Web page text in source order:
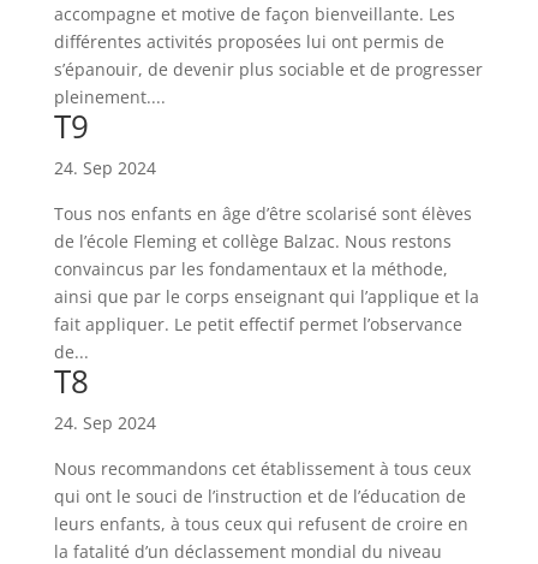
accompagne et motive de façon bienveillante. Les
différentes activités proposées lui ont permis de
s’épanouir, de devenir plus sociable et de progresser
pleinement....
T9
24. Sep 2024
Tous nos enfants en âge d’être scolarisé sont élèves
de l’école Fleming et collège Balzac. Nous restons
convaincus par les fondamentaux et la méthode,
ainsi que par le corps enseignant qui l’applique et la
fait appliquer. Le petit effectif permet l’observance
de...
T8
24. Sep 2024
Nous recommandons cet établissement à tous ceux
qui ont le souci de l’instruction et de l’éducation de
leurs enfants, à tous ceux qui refusent de croire en
la fatalité d’un déclassement mondial du niveau